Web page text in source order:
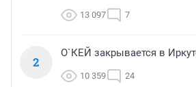
13 097 7
2
О`КЕЙ закрывается в
10 359 24